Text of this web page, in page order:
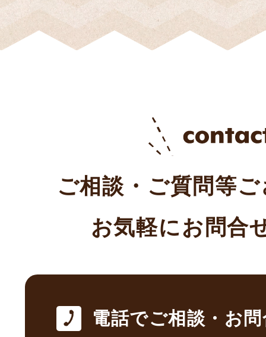
ご相談・ご質問等
お気軽にお問合
電話でご相談・お